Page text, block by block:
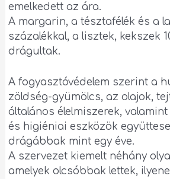
emelkedett az ára.
A margarin, a tésztafélék és a
százalékkal, a lisztek, kekszek
drágultak.
A fogyasztóvédelem szerint a
zöldség-gyümölcs, az olajok,
általános élelmiszerek,
és higiéniai eszközök
drágábbak mint egy éve.
A szervezet kiemelt néhány
amelyek olcsóbbak lettek,